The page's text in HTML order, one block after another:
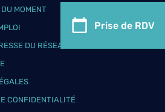
Prise de RDV
MOMENT
DU RÉSEAU
CONFIDENTIALITÉ